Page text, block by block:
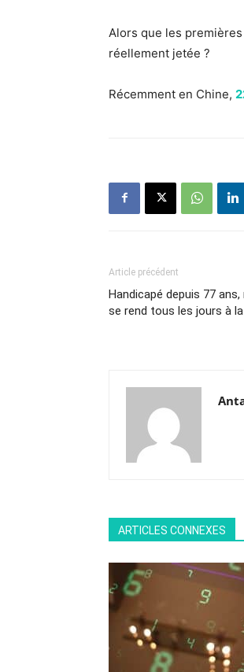
Alors que les
réellement jetée ?
Récemment en Chine,
Article précédent
Handicapé depuis 77
se rend tous les jours à
ARTICLES CONNEXES